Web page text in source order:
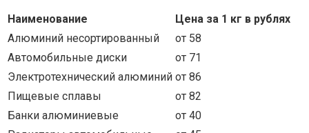
Наименование
Цена за 1 кг в рублях
Алюминий несортированный
от 58
Автомобильные диски
от 71
Электротехнический алюминий от 86
Пищевые сплавы
от 82
Банки алюминиевые
от 40